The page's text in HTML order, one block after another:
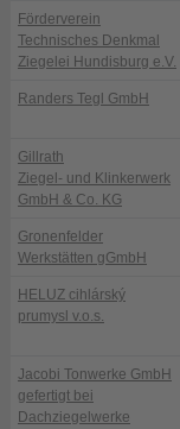
Förderverein
Technisches Denkmal
Ziegelei Hundisburg e.V.
Randers Tegl GmbH
Gillrath
Ziegel- und Klinkerwerk
GmbH & Co. KG
Gronenfelder
Werkstätten gGmbH
HELUZ cihlárský
prumysl v.o.s.
Jacobi Tonwerke GmbH
gefertigt bei
Dachziegelwerke